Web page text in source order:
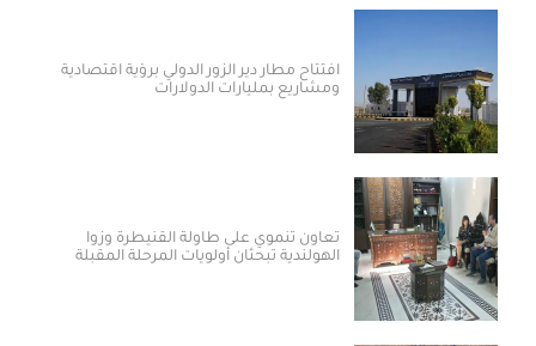
افتتاح مطار دير الزور الدولي برؤية اقتصادية
ومشاريع بمليارات الدولارات ​
تعاون تنموي على طاولة القنيطرة وزوا
الهولندية تبحثان أولويات المرحلة المقبلة